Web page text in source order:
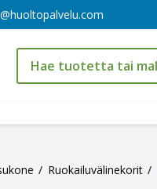
Ruokailuvälinekorit